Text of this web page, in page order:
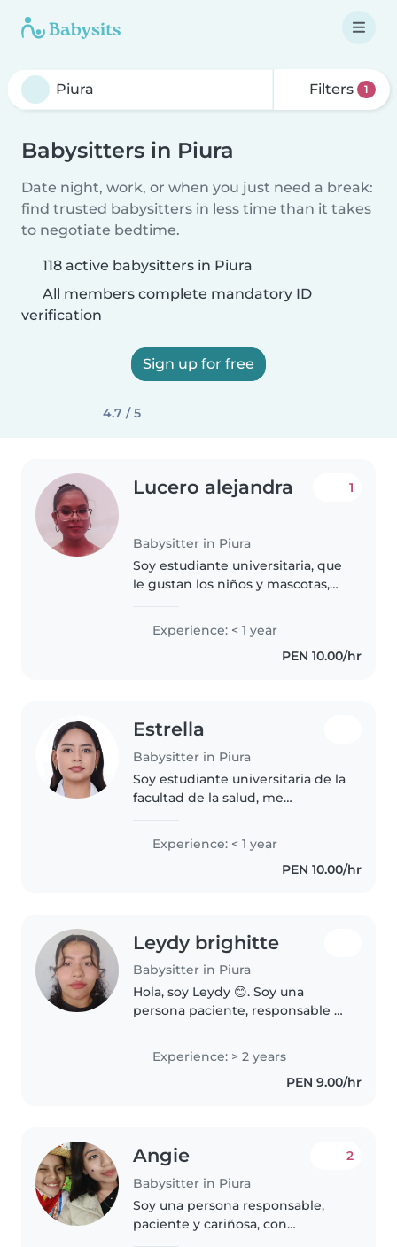
Filters 1
Babysitters in Piura
Date night, work, or when you just need a break:
find trusted babysitters in less time than it takes
to negotiate bedtime.
118 active babysitters in Piura
All members complete mandatory ID
verification
Sign up for free
4.7 / 5
Lucero alejandra
Babysitter in Piura
1
Soy estudiante universitaria, que
le gustan los niños y mascotas,
actividades del hogar. También
me gusta enseñar matemáticas,
práctico un poco de danza,..
Experience: < 1 year
PEN 10.00/hr
Estrella
Babysitter in Piura
Soy estudiante universitaria de la
facultad de la salud, me
personas y en especial con los
niños (as) , tengo actulamente..
Experience: < 1 year
PEN 10.00/hr
Leydy brighitte
Babysitter in Piura
Hola, soy Leydy 😊. Soy una
persona paciente, responsable y
crear un ambiente seguro,
tranquilo y divertido donde los
pequeños puedan sentirse
Experience: > 2 years
PEN 9.00/hr
Angie
Babysitter in Piura
2
Soy una persona responsable,
paciente y cariñosa, con